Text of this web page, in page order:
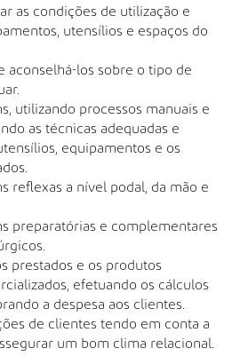
as condições de utilização e
utensílios e espaços do
aconselhá-los sobre o tipo de
utilizando processos manuais e
as técnicas adequadas e
equipamentos e os
reflexas a nível podal, da mão e
preparatórias e complementares
prestados e os produtos
efetuando os cálculos
a despesa aos clientes.
de clientes tendo em conta a
um bom clima relacional.